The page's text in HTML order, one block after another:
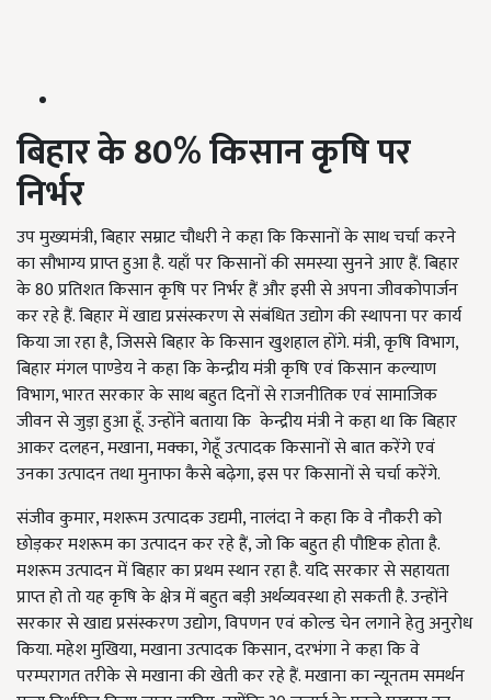
बिहार के 80%किसान कृषि पर
निर्भर
उप मुख्यमंत्री, बिहार सम्राट चौधरी ने कहा कि किसानों के साथ चर्चा करने
का सौभाग्य प्राप्त हुआ है. यहाँ पर किसानों की समस्या सुनने आए हैं. बिहार
के 80 प्रतिशत किसान कृषि पर निर्भर हैं और इसी से अपना जीवकोपार्जन
कर रहे हैं. बिहार में खाद्य प्रसंस्करण से संबंधित उद्योग की स्थापना पर कार्य
किया जा रहा है, जिससे बिहार के किसान खुशहाल होंगे. मंत्री, कृषि विभाग,
बिहार मंगल पाण्डेय ने कहा कि केन्द्रीय मंत्री कृषि एवं किसान कल्याण
विभाग, भारत सरकार के साथ बहुत दिनों से राजनीतिक एवं सामाजिक
जीवन से जुड़ा हुआ हूँ. उन्होंने बताया कि केन्द्रीय मंत्री ने कहा था कि बिहार
आकर दलहन, मखाना, मक्का, गेहूँ उत्पादक किसानों से बात करेंगे एवं
उनका उत्पादन तथा मुनाफा कैसे बढ़ेगा, इस पर किसानों से चर्चा करेंगे.
संजीव कुमार, मशरूम उत्पादक उद्यमी, नालंदा ने कहा कि वे नौकरी को
छोड़कर मशरूम का उत्पादन कर रहे हैं, जो कि बहुत ही पौष्टिक होता है.
मशरूम उत्पादन में बिहार का प्रथम स्थान रहा है. यदि सरकार से सहायता
प्राप्त हो तो यह कृषि के क्षेत्र में बहुत बड़ी अर्थव्यवस्था हो सकती है. उन्होंने
सरकार से खाद्य प्रसंस्करण उद्योग, विपणन एवं कोल्ड चेन लगाने हेतु अनुरोध
किया. महेश मुखिया, मखाना उत्पादक किसान, दरभंगा ने कहा कि वे
परम्परागत तरीके से मखाना की खेती कर रहे हैं. मखाना का न्यूनतम समर्थन